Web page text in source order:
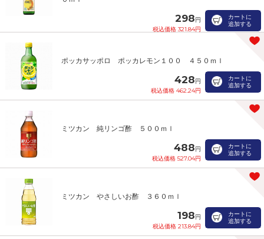
298円
税込価格 321.84円
カートに
追加する
ポッカサッポロ ポッカレモン１００ ４５０ｍｌ
428円
税込価格 462.24円
カートに
追加する
ミツカン 純リンゴ酢 ５００ｍｌ
488円
税込価格 527.04円
カートに
追加する
ミツカン やさしいお酢 ３６０ｍｌ
198円
税込価格 213.84円
カートに
追加する